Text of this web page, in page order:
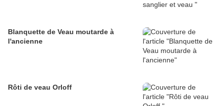
Blanquette de Veau moutarde à
l'ancienne
Rôti de veau Orloff